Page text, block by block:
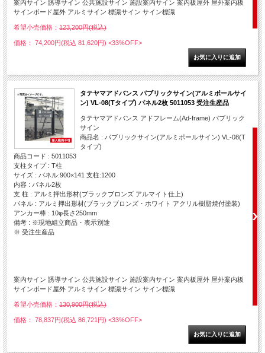
案内サイン 誘導サイン 公共施設サイン 施設案内サイン 案内板屋外 屋外案内板
サインボード屋外 アルミサイン 標識サイン サイン標識
希望小売価格： 123,200円(税込)
価格： 74,200円(税込 81,620円) <33%OFF>
タテヤマアドバンス パブリックサイン(アルミポールサイ
ン) VL-08(Tタイプ) パネル2枚 5011053 受注生産品
タテヤマアドバンス アドフレーム(Ad-frame) パブリック
サイン
商品名 : パブリックサイン(アルミポールサイン) VL-08(T
タイプ)
商品コード : 5011053
支柱タイプ : T柱
サイズ : パネル:900×141 支柱:1200
内容 : パネル2枚
支 柱 : アルミ押出形材(ブラックブロンズ アルマイト仕上)
パネル : アルミ押出形材(ブラックブロンズ・ホワイト アクリル樹脂焼付塗装)
アンカー棒 : 10φ長さ250mm
備考 : ※現地組立商品・表示別途
※ 受注生産品
案内サイン 誘導サイン 公共施設サイン 施設案内サイン 案内板屋外 屋外案内板
サインボード屋外 アルミサイン 標識サイン サイン標識
希望小売価格： 130,900円(税込)
価格： 78,837円(税込 86,721円) <33%OFF>